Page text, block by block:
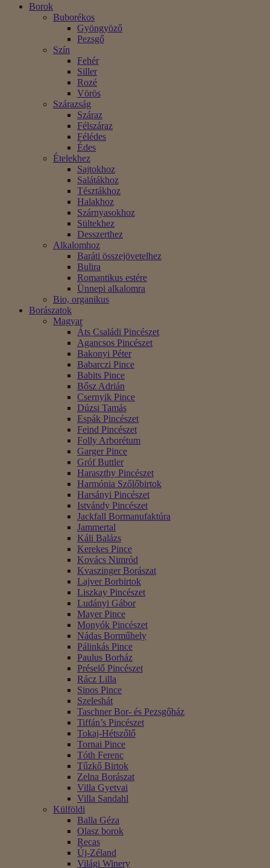
Borok
Buborékos
Gyöngyöző
Pezsgő
Szín
Fehér
Siller
Rozé
Vörös
Szárazság
Száraz
Félszáraz
Félédes
Édes
Ételekhez
Sajtokhoz
Salátákhoz
Tésztákhoz
Halakhoz
Szárnyasokhoz
Sültekhez
Desszerthez
Alkalomhoz
Baráti összejövetelhez
Bulira
Romantikus estére
Ünnepi alkalomra
Bio, organikus
Borászatok
Magyar
Áts Családi Pincészet
Agancsos Pincészet
Bakonyi Péter
Babarczi Pince
Babits Pince
Bősz Adrián
Csernyik Pince
Dúzsi Tamás
Espák Pincészet
Feind Pincészet
Folly Arborétum
Garger Pince
Gróf Buttler
Haraszthy Pincészet
Harmónia Szőlőbirtok
Harsányi Pincészet
Istvándy Pincészet
Jackfall Bormanufaktúra
Jammertal
Káli Balázs
Kerekes Pince
Kovács Nimród
Kvaszinger Borászat
Lajver Borbirtok
Liszkay Pincészet
Ludányi Gábor
Mayer Pince
Monyók Pincészet
Nádas Borműhely
Pálinkás Pince
Paulus Borház
Préselő Pincészet
Rácz Lilla
Sipos Pince
Szeleshát
Taschner Bor- és Pezsgőház
Tiffán’s Pincészet
Tokaj-Hétszőlő
Tornai Pince
Tóth Ferenc
Tűzkő Birtok
Zelna Borászat
Villa Gyetvai
Villa Sandahl
Külföldi
Balla Géza
Olasz borok
Recas
Új-Zéland
Világi Winery